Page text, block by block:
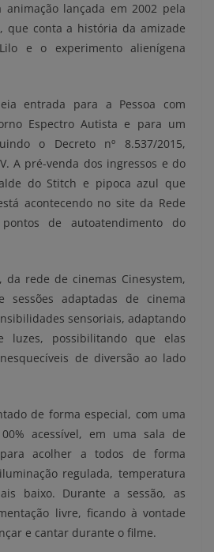
animação lançada em 2002 pela
que conta a história da amizade
e o experimento alienígena
entrada para a Pessoa com
Espectro Autista e para um
o Decreto nº 8.537/2015,
A pré-venda dos ingressos e do
do Stitch e pipoca azul que
acontecendo no site da Rede
de autoatendimento do
da rede de cinemas Cinesystem,
sessões adaptadas de cinema
sensoriais, adaptando
luzes, possibilitando que elas
de diversão ao lado
de forma especial, com uma
acessível, em uma sala de
acolher a todos de forma
regulada, temperatura
baixo. Durante a sessão, as
livre, ficando à vontade
e cantar durante o filme.